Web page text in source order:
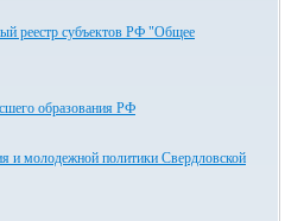
реестр субъектов РФ "Общее
образования РФ
и молодежной политики Свердловской